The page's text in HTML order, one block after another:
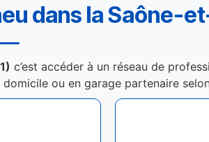
dans la Saône-
c’est accéder à un réseau de
ou en garage partenaire